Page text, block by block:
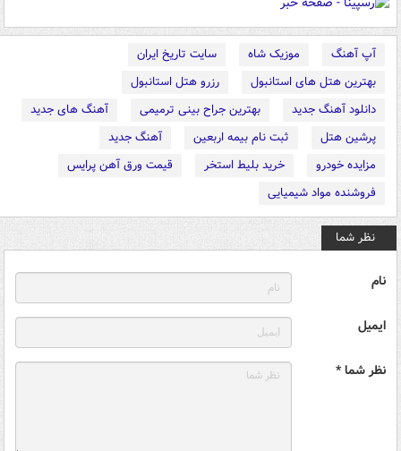
آپ آهنگ موزیک شاه
سایت تاریخ ایران
بهترین هتل های استانبول
رزرو هتل استانبول
دانلود آهنگ جدید
بهترین جراح بینی ترمیمی
آهنگ های جدید
پرشین هتل
ثبت نام بیمه اربعین
آهنگ جدید
مزایده خودرو
خرید بلیط استخر
قیمت ورق آهن پرایس
فروشنده مواد شیمیایی
نظر شما
نام
ایمیل
نظر شما *